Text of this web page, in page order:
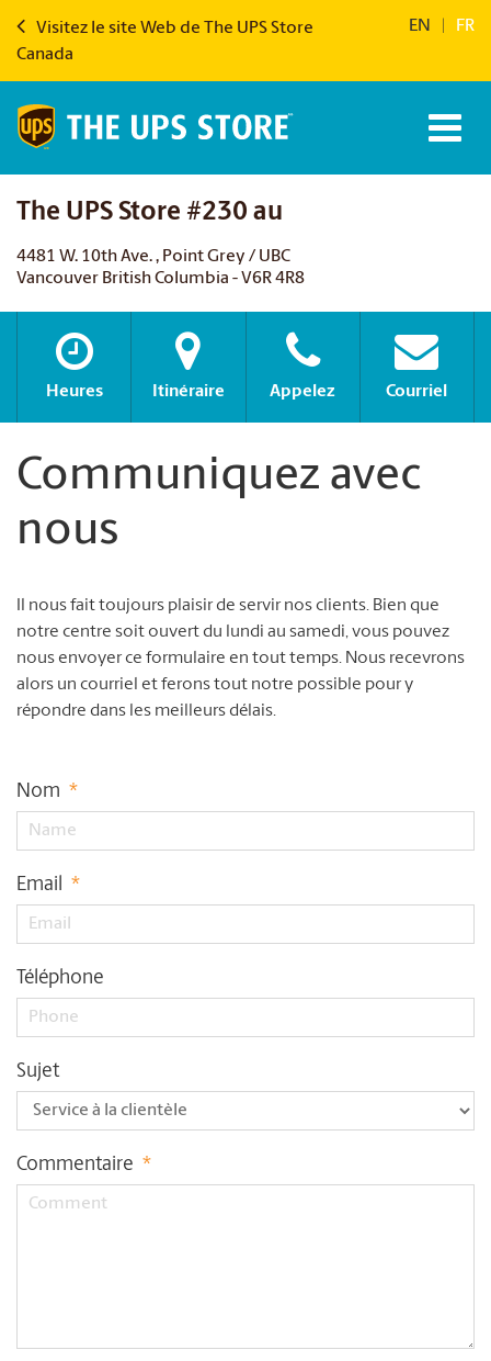
Visitez le site Web de The UPS Store
Canada
EN FR
The UPS Store #230 au
4481 W. 10th Ave. , Point Grey / UBC
Vancouver British Columbia - V6R 4R8
Heures Itinéraire Appelez Courriel
Communiquez avec
nous
Il nous fait toujours plaisir de servir nos clients. Bien que
notre centre soit ouvert du lundi au samedi, vous pouvez
nous envoyer ce formulaire en tout temps. Nous recevrons
alors un courriel et ferons tout notre possible pour y
répondre dans les meilleurs délais.
Nom *
Email *
Téléphone
Sujet
Commentaire *